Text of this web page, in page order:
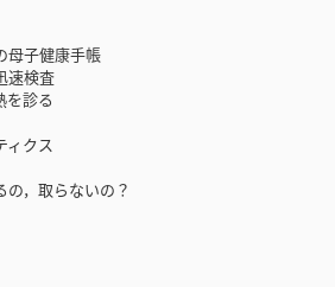
子健康手帳
速検査
診る
クス
，取らないの？